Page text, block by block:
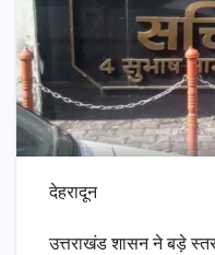
देहरादून
उत्तराखंड शासन ने बड़े